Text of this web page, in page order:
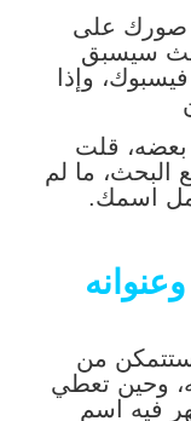
صورك على
سيسبق
وإذا
قلت
البحث، ما لم
اسمك.
من
وحين تعطي
فيه اسم